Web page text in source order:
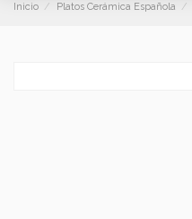
Inicio Platos Cerámica Española